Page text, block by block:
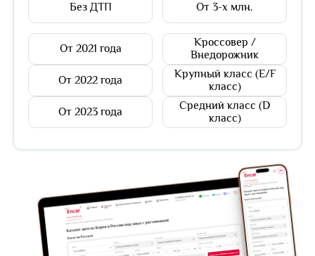
Без ДТП От 3-х млн.
От 2021 года
От 2022 года
От 2023 года
Кроссовер /
Внедорожник
Крупный класс (E/F
класс)
Средний класс (D
класс)